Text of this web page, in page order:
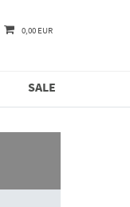
0,00 EUR
SALE